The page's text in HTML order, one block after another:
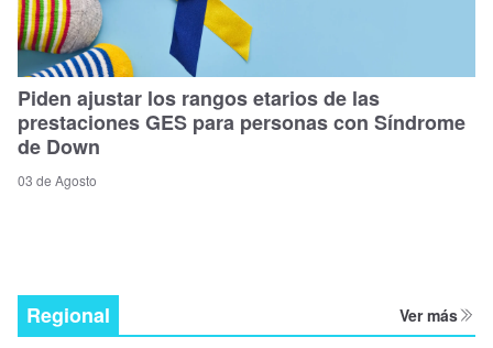
Piden ajustar los rangos etarios de las
prestaciones GES para personas con Síndrome
de Down
03 de Agosto
Regional Ver más